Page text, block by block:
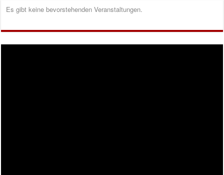
Es gibt keine bevorstehenden Veranstaltungen.